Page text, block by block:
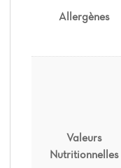
Allergènes
Valeurs
Nutritionnelles